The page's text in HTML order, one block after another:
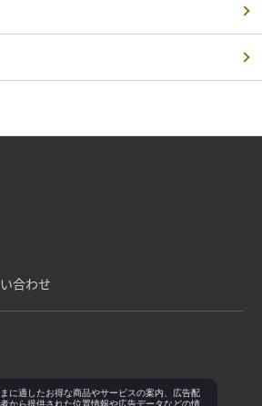
合わせ
に適したお得な商品やサービスの案内、広告配
から提供された位置情報や広告データなどの情